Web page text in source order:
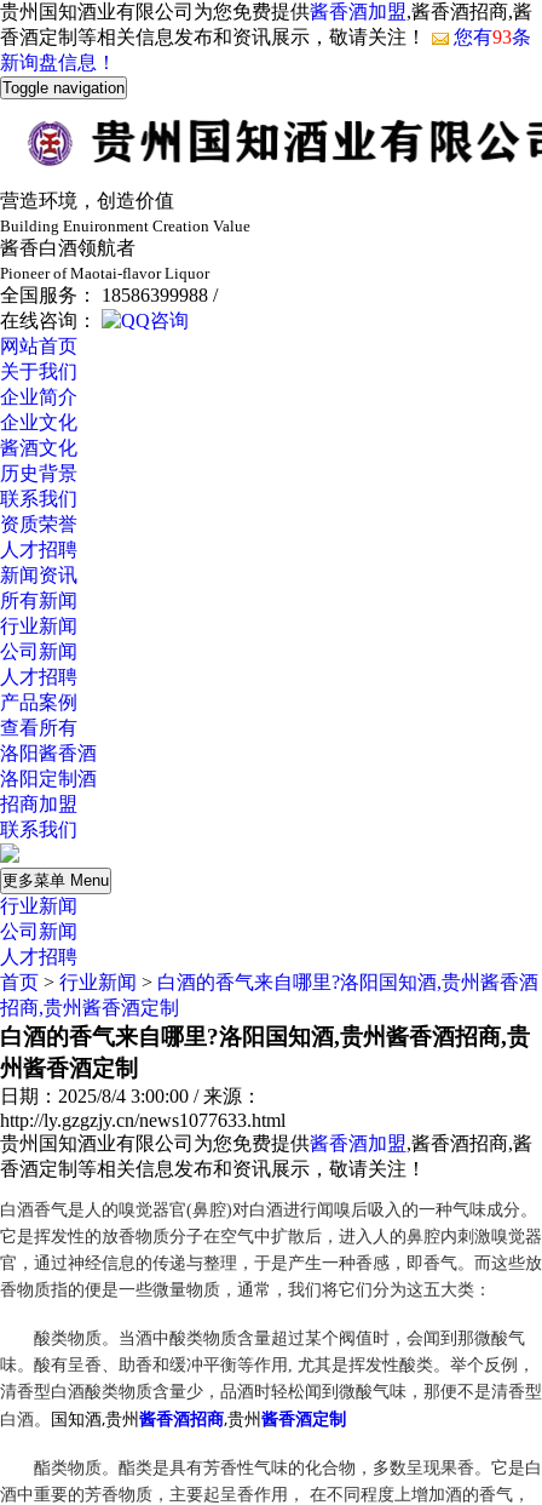
贵州国知酒业有限公司为您免费提供酱香酒加盟,酱香酒招商,酱
香酒定制等相关信息发布和资讯展示，敬请关注！
您有93条
新询盘信息！
Toggle navigation
营造环境，创造价值
Building Enuironment Creation Value
酱香白酒领航者
Pioneer of Maotai-flavor Liquor
全国服务： 18586399988 /
在线咨询：
网站首页
关于我们
企业简介
企业文化
酱酒文化
历史背景
联系我们
资质荣誉
人才招聘
新闻资讯
所有新闻
行业新闻
公司新闻
人才招聘
产品案例
查看所有
洛阳酱香酒
洛阳定制酒
招商加盟
联系我们
更多菜单 Menu
行业新闻
公司新闻
人才招聘
首页 > 行业新闻 > 白酒的香气来自哪里?洛阳国知酒,贵州酱香酒
招商,贵州酱香酒定制
白酒的香气来自哪里?洛阳国知酒,贵州酱香酒招商,贵
州酱香酒定制
日期：2025/8/4 3:00:00 / 来源：
http://ly.gzgzjy.cn/news1077633.html
贵州国知酒业有限公司为您免费提供酱香酒加盟,酱香酒招商,酱
香酒定制等相关信息发布和资讯展示，敬请关注！
白酒香气是人的嗅觉器官(鼻腔)对白酒进行闻嗅后吸入的一种气味成分。
它是挥发性的放香物质分子在空气中扩散后，进入人的鼻腔内刺激嗅觉器
官，通过神经信息的传递与整理，于是产生一种香感，即香气。而这些放
香物质指的便是一些微量物质，通常，我们将它们分为这五大类：
酸类物质。当酒中酸类物质含量超过某个阀值时，会闻到那微酸气
味。酸有呈香、助香和缓冲平衡等作用, 尤其是挥发性酸类。举个反例，
清香型白酒酸类物质含量少，品酒时轻松闻到微酸气味，那便不是清香型
白酒。 国知酒,贵州酱香酒招商,贵州酱香酒定制
酯类物质。酯类是具有芳香性气味的化合物，多数呈现果香。它是白
酒中重要的芳香物质，主要起呈香作用， 在不同程度上增加酒的香气，